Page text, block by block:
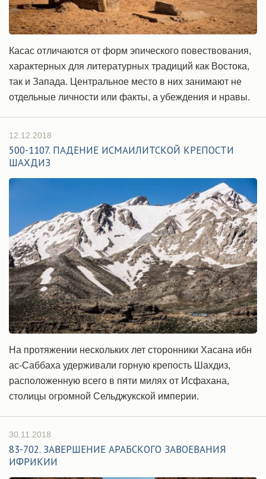
Касас отличаются от форм эпического повествования,
характерных для литературных традиций как Востока,
так и Запада. Центральное место в них занимают не
отдельные личности или факты, а убеждения и нравы.
12.12.2018
500-1107. ПАДЕНИЕ ИСМАИЛИТСКОЙ КРЕПОСТИ
ШАХДИЗ
На протяжении нескольких лет сторонники Хасана ибн
ас-Саббаха удерживали горную крепость Шахдиз,
расположенную всего в пяти милях от Исфахана,
столицы огромной Сельджукской империи.
30.11.2018
83-702. ЗАВЕРШЕНИЕ АРАБСКОГО ЗАВОЕВАНИЯ
ИФРИКИИ